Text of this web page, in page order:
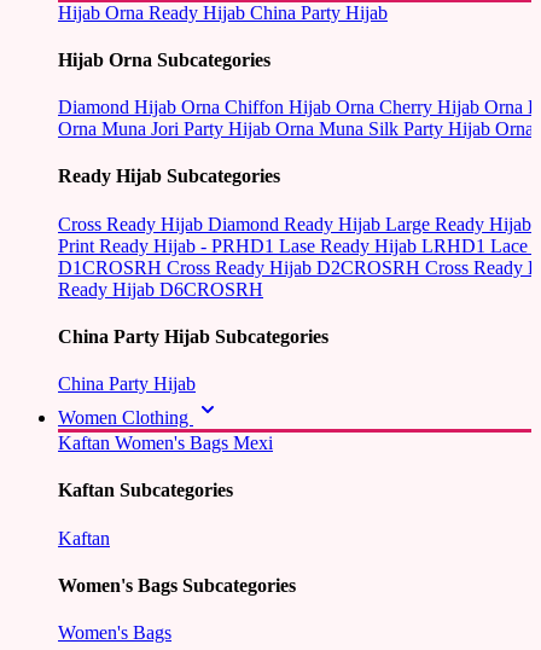
Hijab Orna Ready Hijab China Party Hijab
Hijab Orna Subcategories
Diamond Hijab Orna Chiffon Hijab Orna Cherry Hijab Orna
Orna Muna Jori Party Hijab Orna Muna Silk Party Hijab Orna
Ready Hijab Subcategories
Cross Ready Hijab Diamond Ready Hijab Large Ready Hijab
Print Ready Hijab - PRHD1 Lase Ready Hijab LRHD1 Lace
D1CROSRH Cross Ready Hijab D2CROSRH Cross Ready
Ready Hijab D6CROSRH
China Party Hijab Subcategories
China Party Hijab
Women Clothing
Kaftan Women's Bags Mexi
Kaftan Subcategories
Kaftan
Women's Bags Subcategories
Women's Bags